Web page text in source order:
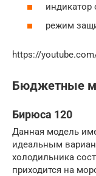
индикатор
режим
https://
Бюджетные
Бирюса 120
Данная модель
идеальным
холодильника
приходится на